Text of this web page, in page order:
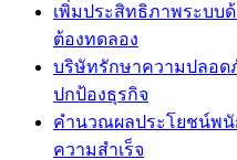
เพิ่มประสิทธิภาพระบบ
ต้องทดลอง
บริษัทรักษาความปลอด
ปกป้องธุรกิจ
คำนวณผลประโยชน์พ
ความสำเร็จ